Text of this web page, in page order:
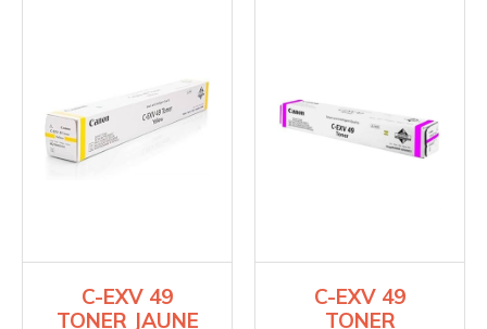
C-EXV 49
TONER JAUNE
C-EXV 49
TONER